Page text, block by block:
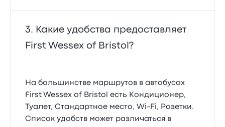
Какие удобства предоставляет
First Wessex of Bristol?
На большинстве маршрутов в автобусах
First Wessex of Bristol есть Кондиционер,
Туалет, Стандартное место, Wi-Fi, Розетки.
Список удобств может различаться в